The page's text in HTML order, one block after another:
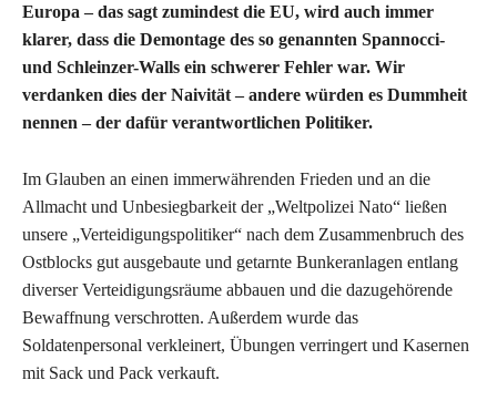
Europa – das sagt zumindest die EU, wird auch immer
klarer, dass die Demontage des so genannten Spannocci-
und Schleinzer-Walls ein schwerer Fehler war. Wir
verdanken dies der Naivität – andere würden es Dummheit
nennen – der dafür verantwortlichen Politiker.
Im Glauben an einen immerwährenden Frieden und an die
Allmacht und Unbesiegbarkeit der „Weltpolizei Nato“ ließen
unsere „Verteidigungspolitiker“ nach dem Zusammenbruch des
Ostblocks gut ausgebaute und getarnte Bunkeranlagen entlang
diverser Verteidigungsräume abbauen und die dazugehörende
Bewaffnung verschrotten. Außerdem wurde das
Soldatenpersonal verkleinert, Übungen verringert und Kasernen
mit Sack und Pack verkauft.